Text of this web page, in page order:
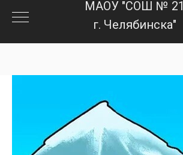
МАОУ "СОШ № 21
г. Челябинска"